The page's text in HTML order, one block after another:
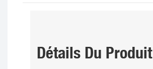
Détails Du Produit